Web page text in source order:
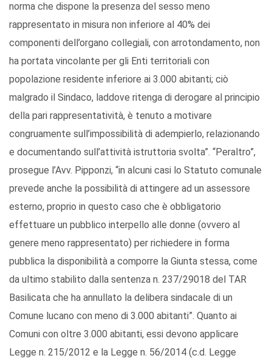
norma che dispone la presenza del sesso meno
rappresentato in misura non inferiore al 40% dei
componenti dell’organo collegiali, con arrotondamento, non
ha portata vincolante per gli Enti territoriali con
popolazione residente inferiore ai 3.000 abitanti; ciò
malgrado il Sindaco, laddove ritenga di derogare al principio
della pari rappresentatività, è tenuto a motivare
congruamente sull’impossibilità di adempierlo, relazionando
e documentando sull’attività istruttoria svolta”. “Peraltro”,
prosegue l’Avv. Pipponzi, “in alcuni casi lo Statuto comunale
prevede anche la possibilità di attingere ad un assessore
esterno, proprio in questo caso che è obbligatorio
effettuare un pubblico interpello alle donne (ovvero al
genere meno rappresentato) per richiedere in forma
pubblica la disponibilità a comporre la Giunta stessa, come
da ultimo stabilito dalla sentenza n. 237/29018 del TAR
Basilicata che ha annullato la delibera sindacale di un
Comune lucano con meno di 3.000 abitanti”. Quanto ai
Comuni con oltre 3.000 abitanti, essi devono applicare
Legge n. 215/2012 e la Legge n. 56/2014 (c.d. Legge